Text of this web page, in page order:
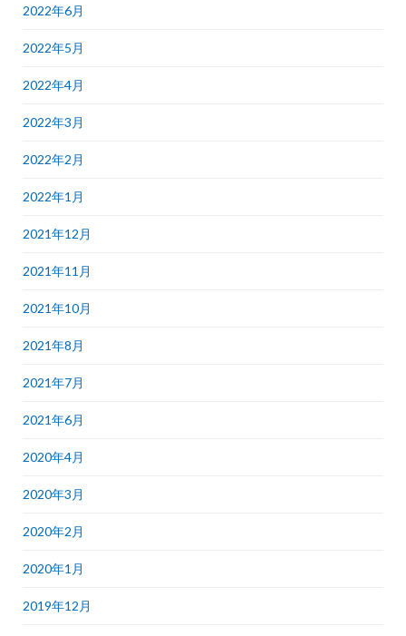
2022年6月
2022年5月
2022年4月
2022年3月
2022年2月
2022年1月
2021年12月
2021年11月
2021年10月
2021年8月
2021年7月
2021年6月
2020年4月
2020年3月
2020年2月
2020年1月
2019年12月